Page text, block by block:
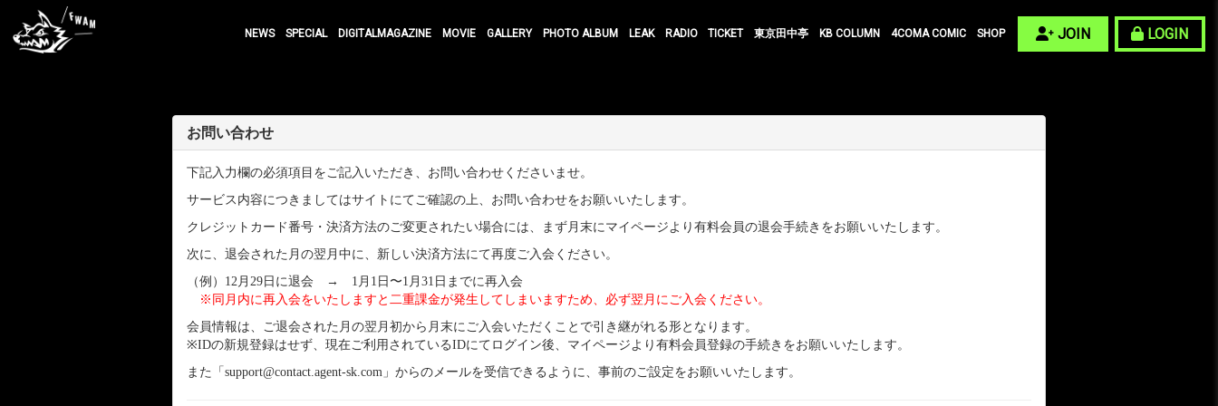
NEWS SPECIAL DIGITALMAGAZINE MOVIE GALLERY PHOTO ALBUM LEAK RADIO TICKET 東京田中亭 KB COLUMN 4COMA COMIC SHOP JOIN LOGIN
お問い合わせ
下記入力欄の必須項目をご記入いただき、お問い合わせくださいませ。
サービス内容につきましてはサイトにてご確認の上、お問い合わせをお願いいたします。
クレジットカード番号・決済方法のご変更されたい場合には、まず月末にマイページより有料会員の退会手続きをお願いいたします。
次に、退会された月の翌月中に、新しい決済方法にて再度ご入会ください。
（例）12月29日に退会 → 1月1日〜1月31日までに再入会
※同月内に再入会をいたしますと二重課金が発生してしまいますため、必ず翌月にご入会ください。
会員情報は、ご退会された月の翌月初から月末にご入会いただくことで引き継がれる形となります。
※IDの新規登録はせず、現在ご利用されているIDにてログイン後、マイページより有料会員登録の手続きをお願いいたします。
また「support@contact.agent-sk.com」からのメールを受信できるように、事前のご設定をお願いいたします。